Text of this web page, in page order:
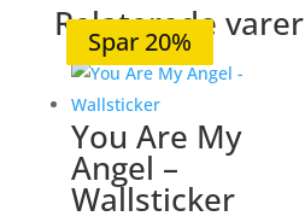
Relaterede varer
Spar 20%
You Are My
Angel –
Wallsticker
Spar 20%
Spar 20%
Spar 20%
Spar 20%